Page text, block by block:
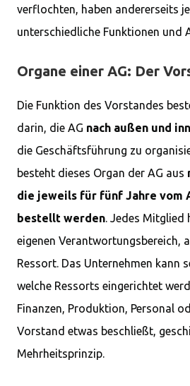
verflochten, haben andererseits
unterschiedliche Funktionen und
Organe einer AG: Der
Die Funktion des Vorstandes
darin, die AG nach außen und
die Geschäftsführung zu
besteht dieses Organ der AG aus
die jeweils für fünf Jahre vom
bestellt werden. Jedes Mitglied
eigenen Verantwortungsbereich,
Ressort. Das Unternehmen kann
welche Ressorts eingerichtet
Finanzen, Produktion, Personal
Vorstand etwas beschließt,
Mehrheitsprinzip.